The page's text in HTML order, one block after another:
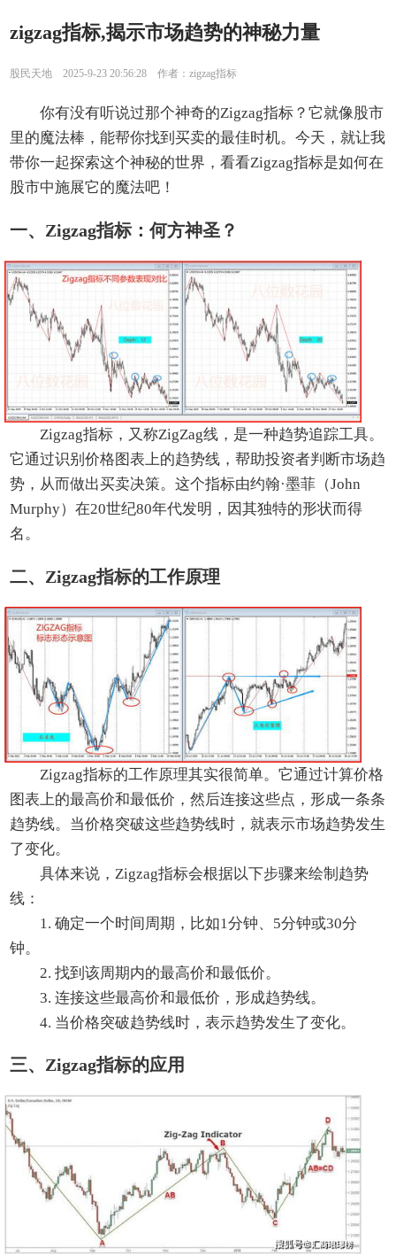
zigzag指标,揭示市场趋势的神秘力量
股民天地 2025-9-23 20:56:28 作者：zigzag指标
你有没有听说过那个神奇的Zigzag指标？它就像股市
里的魔法棒，能帮你找到买卖的最佳时机。今天，就让我
带你一起探索这个神秘的世界，看看Zigzag指标是如何在
股市中施展它的魔法吧！
一、Zigzag指标：何方神圣？
Zigzag指标，又称ZigZag线，是一种趋势追踪工具。
它通过识别价格图表上的趋势线，帮助投资者判断市场趋
势，从而做出买卖决策。这个指标由约翰·墨菲（John
Murphy）在20世纪80年代发明，因其独特的形状而得
名。
二、Zigzag指标的工作原理
Zigzag指标的工作原理其实很简单。它通过计算价格
图表上的最高价和最低价，然后连接这些点，形成一条条
趋势线。当价格突破这些趋势线时，就表示市场趋势发生
了变化。
具体来说，Zigzag指标会根据以下步骤来绘制趋势
线：
1. 确定一个时间周期，比如1分钟、5分钟或30分
钟。
2. 找到该周期内的最高价和最低价。
3. 连接这些最高价和最低价，形成趋势线。
4. 当价格突破趋势线时，表示趋势发生了变化。
三、Zigzag指标的应用